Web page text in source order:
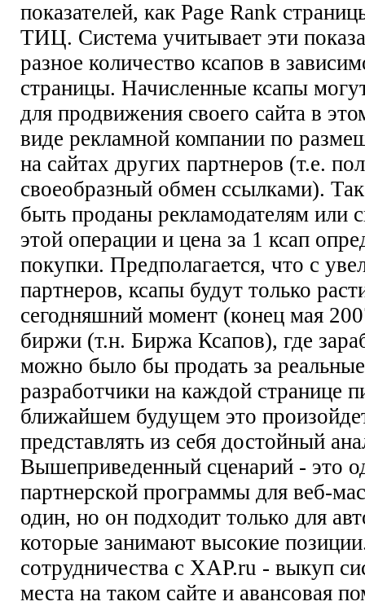
показателей, как Page Rank
ТИЦ. Система учитывает эти
разное количество ксапов в
страницы. Начисленные ксапы
для продвижения своего сайта в
виде рекламной компании по
на сайтах других партнеров (т.е.
своеобразный обмен ссылками).
быть проданы рекламодателям или
этой операции и цена за 1 ксап
покупки. Предполагается, что с
партнеров, ксапы будут только
сегодняшний момент (конец мая
биржи (т.н. Биржа Ксапов), где
можно было бы продать за
разработчики на каждой странице
ближайшем будущем это
представлять из себя достойный
Вышеприведенный сценарий - это
партнерской программы для веб-
один, но он подходит только для
которые занимают высокие
сотрудничества с XAP.ru - выкуп
места на таком сайте и авансовая